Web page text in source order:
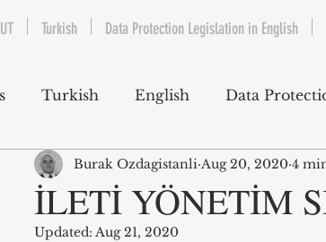
Turkish English Data
& Patents IP & Copyrights
and E-Sports Telecommunications
İLETİ YÖNETİM
Burak Ozdagistanli Aug 20, 2020 4
Updated: Aug 21, 2020
Turkish Data Protection Legislation in English